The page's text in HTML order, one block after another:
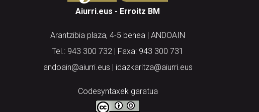
Aiurri.eus - Erroitz BM
Arantzibia plaza, 4-5 behea | ANDOAIN
Tel.: 943 300 732 | Faxa: 943 300 731
andoain@aiurri.eus | idazkaritza@aiurri.eus
Codesyntaxek garatua